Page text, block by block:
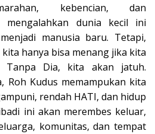
kebencian, dan
mengalahkan dunia kecil ini
manusia baru. Tetapi,
hanya bisa menang jika kita
Tanpa Dia, kita akan jatuh.
Roh Kudus memampukan kita
rendah HATI, dan hidup
ini akan merembes keluar,
komunitas, dan tempat